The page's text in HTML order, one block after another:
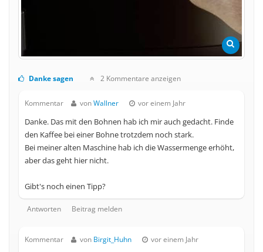
Danke sagen 2 Kommentare anzeigen
Kommentar vonWallner vor einem Jahr
Danke. Das mit den Bohnen hab ich mir auch gedacht. Finde
den Kaffee bei einer Bohne trotzdem noch stark.
Bei meiner alten Maschine hab ich die Wassermenge erhöht,
aber das geht hier nicht.
Gibt's noch einen Tipp?
Antworten Beitrag melden
Kommentar von Birgit_Huhn vor einem Jahr